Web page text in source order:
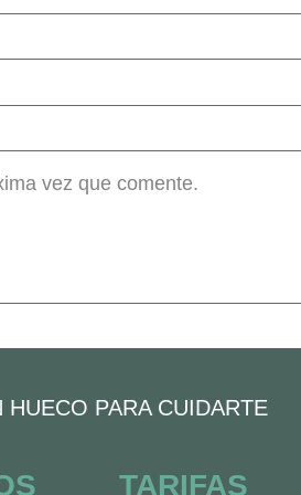
vez que comente.
HUECO PARA CUIDARTE
TARIFAS